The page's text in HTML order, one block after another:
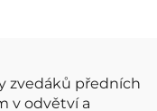
vzduchu
zvedáků předních
v odvětví a